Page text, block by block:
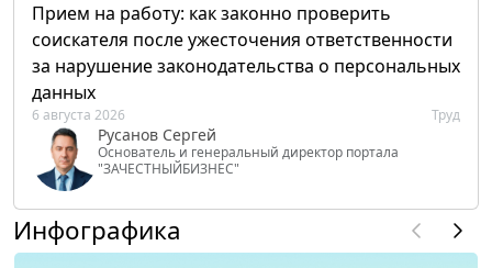
Прием на работу: как законно проверить
соискателя после ужесточения ответственности
за нарушение законодательства о персональных
данных
6 августа 2026 Труд
Русанов Сергей
Основатель и генеральный директор портала
"ЗАЧЕСТНЫЙБИЗНЕС"
Инфографика